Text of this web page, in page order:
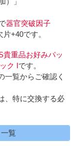
器官突破因子
片+40です。
貴重品お好みパッ
ク Iです。
覧からご確認く
、特に交換する必
覧